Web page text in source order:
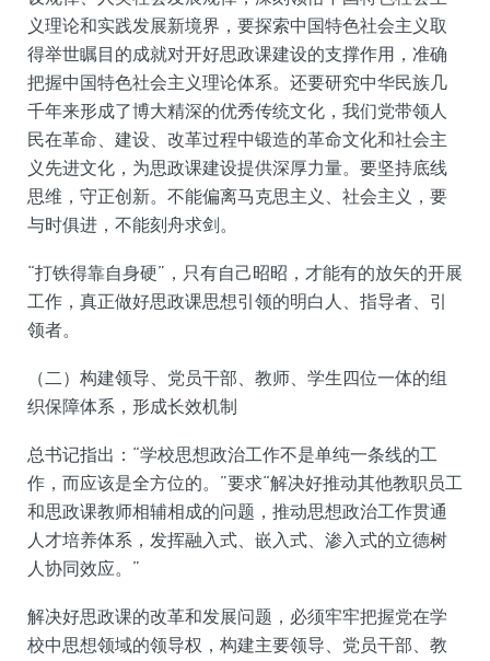
义理论和实践发展新境界，要探索中国特色社会主义取
得举世瞩目的成就对开好思政课建设的支撑作用，准确
把握中国特色社会主义理论体系。还要研究中华民族几
千年来形成了博大精深的优秀传统文化，我们党带领人
民在革命、建设、改革过程中锻造的革命文化和社会主
义先进文化，为思政课建设提供深厚力量。要坚持底线
思维，守正创新。不能偏离马克思主义、社会主义，要
与时俱进，不能刻舟求剑。
“打铁得靠自身硬”，只有自己昭昭，才能有的放矢的开展
工作，真正做好思政课思想引领的明白人、指导者、引
领者。
（二）构建领导、党员干部、教师、学生四位一体的组
织保障体系，形成长效机制
总书记指出：“学校思想政治工作不是单纯一条线的工
作，而应该是全方位的。”要求“解决好推动其他教职员工
和思政课教师相辅相成的问题，推动思想政治工作贯通
人才培养体系，发挥融入式、嵌入式、渗入式的立德树
人协同效应。”
解决好思政课的改革和发展问题，必须牢牢把握党在学
校中思想领域的领导权，构建主要领导、党员干部、教